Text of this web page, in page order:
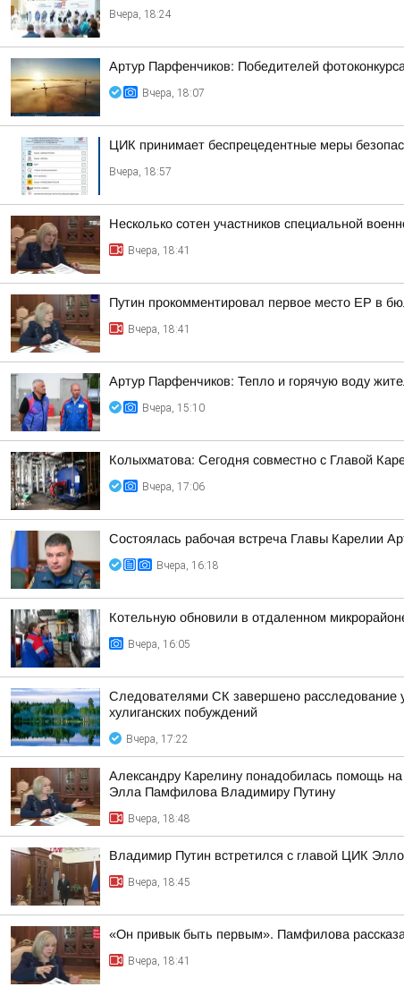
Вчера, 18:24
Артур Парфенчиков: Победителей
Вчера, 18:07
ЦИК принимает беспрецедентные меры
Вчера, 18:57
Несколько сотен участников специальной
Вчера, 18:41
Путин прокомментировал первое место ЕР в
Вчера, 18:41
Артур Парфенчиков: Тепло и горячую воду
Вчера, 15:10
Колыхматова: Сегодня совместно с Главой
Вчера, 17:06
Состоялась рабочая встреча Главы Карелии
Вчера, 16:18
Котельную обновили в отдаленном
Вчера, 16:05
Следователями СК завершено расследование
хулиганских побуждений
Вчера, 17:22
Александру Карелину понадобилась помощь
Элла Памфилова Владимиру Путину
Вчера, 18:48
Владимир Путин встретился с главой ЦИК
Вчера, 18:45
«Он привык быть первым». Памфилова
Вчера, 18:41